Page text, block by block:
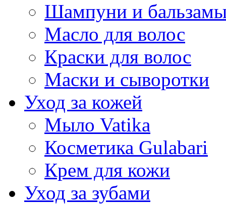
Шампуни и
Масло для волос
Краски для волос
Маски и сыворотки
Уход за кожей
Мыло Vatika
Косметика Gulabari
Крем для кожи
Уход за зубами